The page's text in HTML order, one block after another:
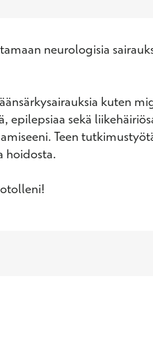
neurologisia
kuten
epilepsiaa sekä
Teen
hoidosta.